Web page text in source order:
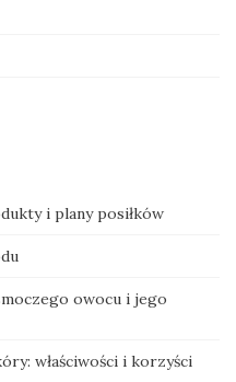
i plany posiłków
owocu i jego
właściwości i korzyści